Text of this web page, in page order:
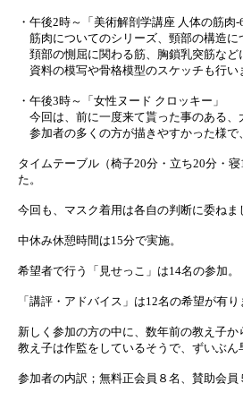
・午後2時～「美術解剖学講座 人体の筋肉-
筋肉についてのシリーズ、頸部の構造に
頚部の惻屈に関わる筋、胸鎖乳突筋など
資料の模写や骨格模型のスケッチも行い
・午後3時～「女性ヌード クロッキー」
今回は、前に一度来て貰った事のある、
参加者の多くの方が描きやすかった様で
タイムテーブル（椅子20分・立ち20分・
た。
今回も、マスク着用は各自の判断に委ねま
中休み休憩時間は15分で実施。
希望者で行う「見せっこ」は14名の参加。
「講評・アドバイス」は12名の希望が有り
新しく参加の方の中に、数年前の教え子
教え子は作監をしているそうで、ずいぶん
参加者の内訳；無料正会員８名、賛助会員